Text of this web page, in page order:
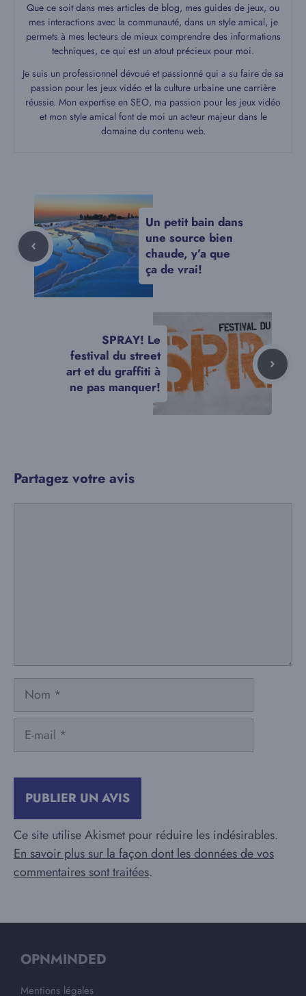
Que ce soit dans mes articles de blog, mes guides de jeux, ou
mes interactions avec la communauté, dans un style amical, je
permets à mes lecteurs de mieux comprendre des informations
techniques, ce qui est un atout précieux pour moi.
Je suis un professionnel dévoué et passionné qui a su faire de sa
passion pour les jeux vidéo et la culture urbaine une carrière
réussie. Mon expertise en SEO, ma passion pour les jeux vidéo
et mon style amical font de moi un acteur majeur dans le
domaine du contenu web.
Un petit bain dans
une source bien
chaude, y’a que
ça de vrai!
SPRAY! Le
festival du street
art et du graffiti à
ne pas manquer!
Partagez votre avis
Nom
Ce site utilise Akismet pour réduire les indésirables.
En savoir plus sur la façon dont les données de vos
commentaires sont traitées.
OPNMINDED
Mentions légales